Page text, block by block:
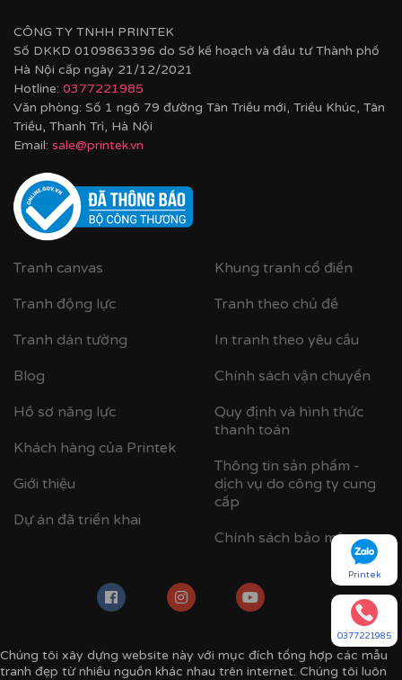
CÔNG TY TNHH PRINTEK
Số DKKD 0109863396 do Sở kế hoạch và đầu tư Thành phố
Hà Nội cấp ngày 21/12/2021
Hotline: 0377221985
Văn phòng: Số 1 ngõ 79 đường Tân Triều mới, Triều Khúc, Tân
Triều, Thanh Trì, Hà Nội
Email: sale@printek.vn
Tranh canvas
Tranh động lực
Tranh dán tường
Blog
Hồ sơ năng lực
Khách hàng của Printek
Giới thiệu
Dự án đã triển khai
Khung tranh cổ điển
Tranh theo chủ đề
In tranh theo yêu cầu
Chính sách vận chuyển
Quy định và hình thức
thanh toán
Thông tin sản phẩm -
dịch vụ do công ty cung
cấp
Chính sách bảo mật
Chúng tôi xây dựng website này với mục đích tổng hợp các mẫu
tranh đẹp từ nhiều nguồn khác nhau trên internet. Chúng tôi luôn
Printek
0377221985